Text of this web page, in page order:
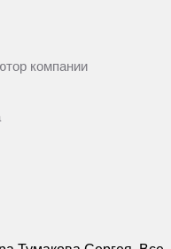
компании